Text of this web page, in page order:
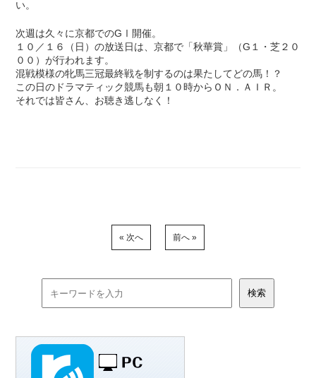
い。
次週は久々に京都でのGⅠ開催。
１０／１６（日）の放送日は、京都で「秋華賞」（G１・芝２０
００）が行われます。
混戦模様の牝馬三冠最終戦を制するのは果たしてどの馬！？
この日のドラマティック競馬も朝１０時からＯＮ．ＡＩＲ。
それでは皆さん、お聴き逃しなく！
« 次へ 前へ »